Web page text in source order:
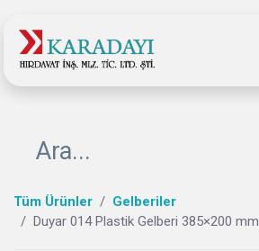
Tüm Ürünler
Gelberiler
Duyar 014 Plastik Gelberi 385×200 mm